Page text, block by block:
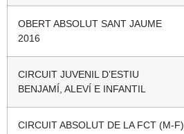
OBERT ABSOLUT SANT JAUME
2016
CIRCUIT JUVENIL D’ESTIU
BENJAMÍ, ALEVÍ E INFANTIL
CIRCUIT ABSOLUT DE LA FCT (M-F)